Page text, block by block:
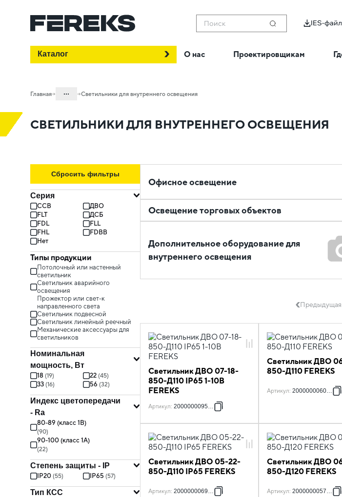
Поиск IES-
Каталог О нас Проектировщикам
Главная ... Светильники для внутреннего освещения
СВЕТИЛЬНИКИ ДЛЯ ВНУТРЕННЕГО ОСВЕЩЕНИЯ
Сбросить фильтры
Серия
ССВ
ДВО
FLT
ДСБ
FDL
FLL
FHL
FDBB
Нет
Типы продукции
Потолочный или настенный
светильник
Светильник аварийного
освещения
Прожектор или cвет-к
направленного света
Светильник подвесной
Светильник линейный реечный
Механические аксессуары для
светильников
Номинальная
мощность, Вт
18 (19) 22 (45)
33 (16) 56 (32)
Индекс цветопередачи
- Ra
80-89 (класс 1B)
(90)
90-100 (класс 1A)
(22)
Степень защиты - IP
IP20 (55) IP65 (57)
Тип КСС
Офисное освещение
Освещение торговых объектов
Дополнительное оборудование для
внутреннего освещения
Предыдущая
Светильник ДВО 07-18-
850-Д110 IP65 1-10В
FEREKS
Артикул: 2000000095677
Светильник ДВО
850-Д110 FEREKS
Артикул: 2000000060927
Светильник ДВО 05-22-
850-Д110 IP65 FEREKS
Артикул: 2000000069807
Светильник ДВО
850-Д120 FEREKS
Артикул: 2000000057255